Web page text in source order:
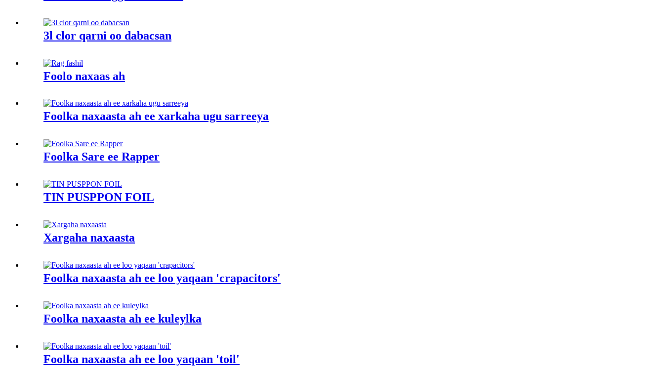
3l clor qarni oo dabacsan
Foolo naxaas ah
Foolka naxaasta ah ee xarkaha ugu sarreeya
Foolka Sare ee Rapper
TIN PUSPPON FOIL
Xargaha naxaasta
Foolka naxaasta ah ee loo yaqaan 'crapacitors'
Foolka naxaasta ah ee kuleylka
Foolka naxaasta ah ee loo yaqaan 'toil'